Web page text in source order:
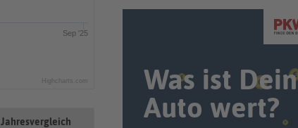
Sep '25
Highcharts.com
Jahresvergleich
Was ist Dein
Auto wert?